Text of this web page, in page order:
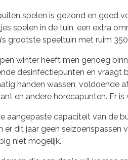
spelen is gezond en goed
spelen in de tuin, een extra
grootste speeltuin met ruim
winter heeft men genoeg
desinfectiepunten en vraagt
handen wassen, voldoende
en andere horecapunten. Er
aangepaste capaciteit van de
er dit jaar geen seizoenspassen
niet mogelijk.